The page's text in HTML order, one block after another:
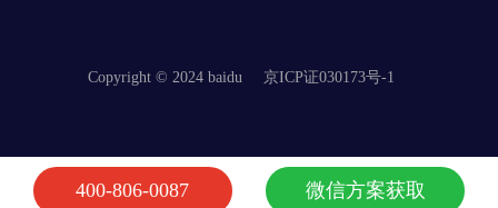
Copyright © 2024 baidu 京ICP证030173号-1
400-806-0087 微信方案获取